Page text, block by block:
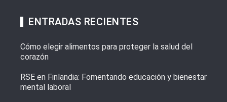
ENTRADAS RECIENTES
Cómo elegir alimentos para proteger la salud del
corazón
RSE en Finlandia: Fomentando educación y bienestar
mental laboral